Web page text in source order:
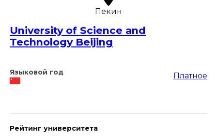
Пекин
University of Science and
Technology Beijing
Языковой год Платное
Рейтинг университета